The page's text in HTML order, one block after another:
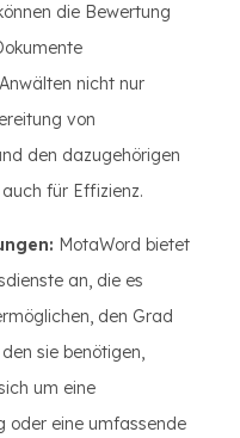
die Bewertung
nicht nur
von
den dazugehörigen
für Effizienz.
MotaWord bietet
an, die es
den Grad
sie benötigen,
um eine
oder eine umfassende